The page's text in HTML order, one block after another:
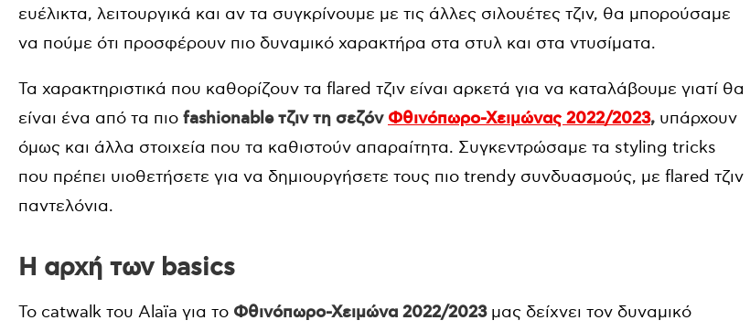
ευέλικτα, λειτουργικά και αν τα συγκρίνουμε με τις άλλες σιλουέτες τζιν, θα μπορούσαμε
να πούμε ότι προσφέρουν πιο δυναμικό χαρακτήρα στα στυλ και στα ντυσίματα.
Τα χαρακτηριστικά που καθορίζουν τα flared τζιν είναι αρκετά για να καταλάβουμε γιατί θα
είναι ένα από τα πιο fashionable τζιν τη σεζόν Φθινόπωρο-Χειμώνας 2022/2023, υπάρχουν
όμως και άλλα στοιχεία που τα καθιστούν απαραίτητα. Συγκεντρώσαμε τα styling tricks
που πρέπει υιοθετήσετε για να δημιουργήσετε τους πιο trendy συνδυασμούς, με flared τζιν
παντελόνια.
Η αρχή των basics
Το catwalk του Alaïa για το Φθινόπωρο-Χειμώνα 2022/2023μας δείχνει τον δυναμικό